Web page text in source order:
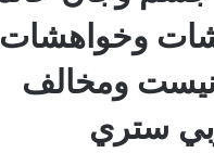
وخواهشات
ومخالف
ستري